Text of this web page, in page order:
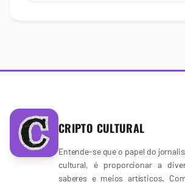
CRIPTO CULTURAL
Entende-se que o papel do
cultural, é proporcionar a
saberes e meios artísticos.